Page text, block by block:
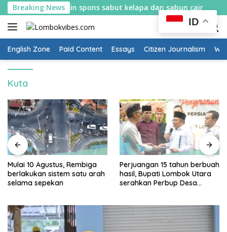
Skip
to
content
Breaking News
belajar bikin spons sabut kelapa dan sabun cair
English Zone Paid Content Essays Citizen Journalism
Kuta
Mulai 10 Agustus, Rembiga
berlakukan sistem satu arah
selama sepekan
Perjuangan 15 tahun berbuah
hasil, Bupati Lombok Utara
serahkan Perbup Desa
ID